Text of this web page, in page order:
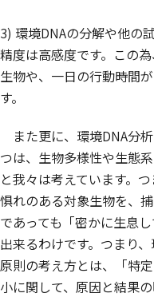
3) 環境DNAの分解や他の
精度は高感度です。この
生物や、一日の行動時間
す。
また更に、環境DNA分
つは、生物多様性や生態
と我々は考えています。
惧れのある対象生物を、
であっても「密かに生息
出来るわけです。つまり
原則の考え方とは、「特
小に関して、原因と結果